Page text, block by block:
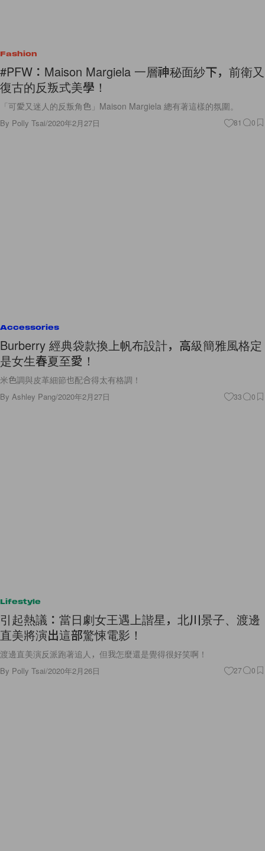
Fashion
#PFW：Maison Margiela 一層神秘面紗下，前衛又
復古的反叛式美學！
「可愛又迷人的反叛角色」Maison Margiela 總有著這樣的氛圍。
By Polly Tsai/2020年2月27日 81 0
Accessories
Burberry 經典袋款換上帆布設計，高級簡雅風格定
是女生春夏至愛！
米色調與皮革細節也配合得太有格調！
By Ashley Pang/2020年2月27日 33 0
Lifestyle
引起熱議：當日劇女王遇上諧星，北川景子、渡邊
直美將演出這部驚悚電影！
渡邊直美演反派跑著追人，但我怎麼還是覺得很好笑啊！
By Polly Tsai/2020年2月26日 27 0